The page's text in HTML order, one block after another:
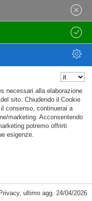
necessari alla elaborazione
sito. Chiudendo il Cookie
consenso, continuerai a
marketing. Acconsentendo
potremo offrirti
esigenze.
, ultimo agg. 24/04/2026